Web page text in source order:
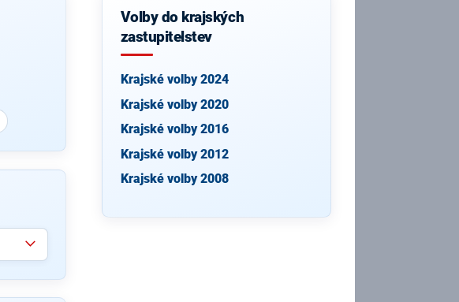
Volby do krajských
zastupitelstev
Krajské volby 2024
Krajské volby 2020
Krajské volby 2016
Krajské volby 2012
Krajské volby 2008